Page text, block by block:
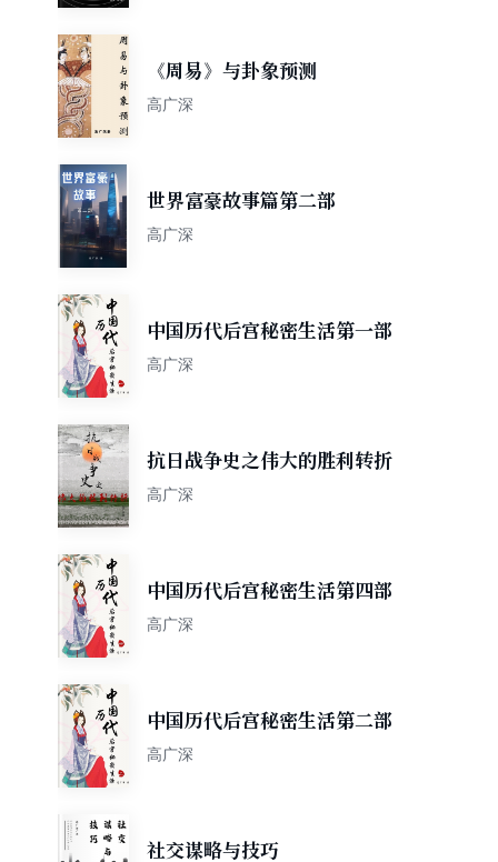
《周易》与卦象预测
高广深
世界富豪故事篇第二部
高广深
中国历代后宫秘密生活第一部
高广深
抗日战争史之伟大的胜利转折
高广深
中国历代后宫秘密生活第四部
高广深
中国历代后宫秘密生活第二部
高广深
社交谋略与技巧